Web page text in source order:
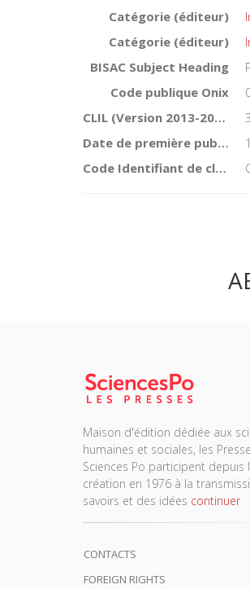
Catégorie (éditeur)
Catégorie (éditeur)
BISAC Subject Heading
Code publique Onix
CLIL (Version 2013-2019 )
Date de première publication du titre
Code Identifiant de classement sujet
Maison d'édition dédiée aux
humaines et sociales, les
Sciences Po participent depuis
création en 1976 à la
savoirs et des idées continuer
CONTACTS
FOREIGN RIGHTS